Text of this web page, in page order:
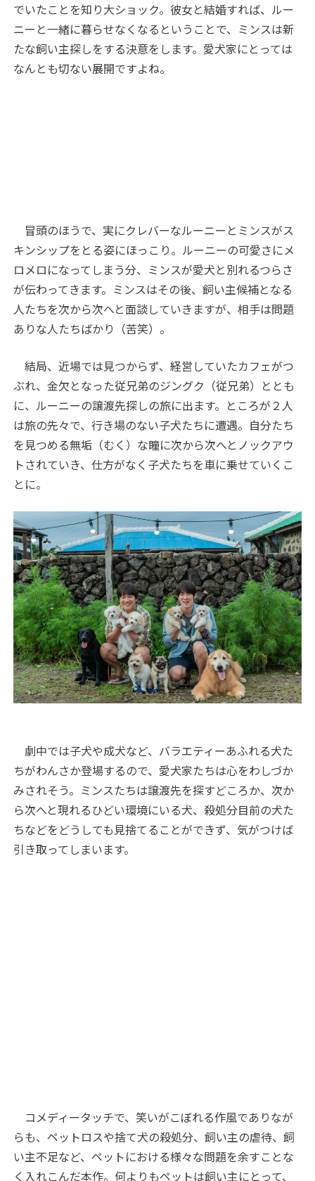
でいたことを知り大ショック。彼女と結婚すれば、ルー
ニーと一緒に暮らせなくなるということで、ミンスは新
たな飼い主探しをする決意をします。愛犬家にとっては
なんとも切ない展開ですよね。
冒頭のほうで、実にクレバーなルーニーとミンスがス
キンシップをとる姿にほっこり。ルーニーの可愛さにメ
ロメロになってしまう分、ミンスが愛犬と別れるつらさ
が伝わってきます。ミンスはその後、飼い主候補となる
人たちを次から次へと面談していきますが、相手は問題
ありな人たちばかり（苦笑）。
結局、近場では見つからず、経営していたカフェがつ
ぶれ、金欠となった従兄弟のジングク（従兄弟）ととも
に、ルーニーの譲渡先探しの旅に出ます。ところが２人
は旅の先々で、行き場のない子犬たちに遭遇。自分たち
を見つめる無垢（むく）な瞳に次から次へとノックアウ
トされていき、仕方がなく子犬たちを車に乗せていくこ
とに。
劇中では子犬や成犬など、バラエティーあふれる犬た
ちがわんさか登場するので、愛犬家たちは心をわしづか
みされそう。ミンスたちは譲渡先を探すどころか、次か
ら次へと現れるひどい環境にいる犬、殺処分目前の犬た
ちなどをどうしても見捨てることができず、気がつけば
引き取ってしまいます。
コメディータッチで、笑いがこぼれる作風でありなが
らも、ペットロスや捨て犬の殺処分、飼い主の虐待、飼
い主不足など、ペットにおける様々な問題を余すことな
く入れこんだ本作。何よりもペットは飼い主にとって、